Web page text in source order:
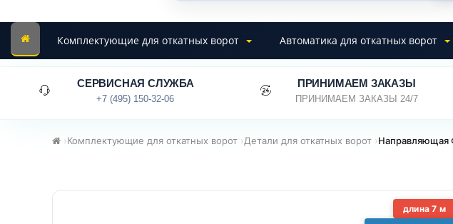
Комплектующие для откатных ворот Автоматика для откатных ворот
СЕРВИСНАЯ СЛУЖБА
+7 (495) 150-32-06
ПРИНИМАЕМ ЗАКАЗЫ
ПРИНИМАЕМ ЗАКАЗЫ 24/7
›Комплектующие для откатных ворот ›Детали для откатных ворот ›Направляющая
длина 7 м